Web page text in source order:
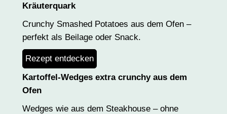
Kräuterquark
Crunchy Smashed Potatoes aus dem Ofen –
perfekt als Beilage oder Snack.
Rezept entdecken
Kartoffel-Wedges extra crunchy aus dem
Ofen
Wedges wie aus dem Steakhouse – ohne